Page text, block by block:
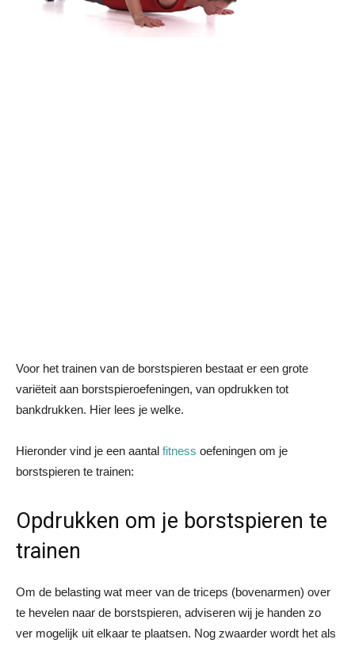
Voor het trainen van de borstspieren bestaat er een grote
variëteit aan borstspieroefeningen, van opdrukken tot
bankdrukken. Hier lees je welke.
Hieronder vind je een aantal fitness oefeningen om je
borstspieren te trainen:
Opdrukken om je borstspieren te
trainen
Om de belasting wat meer van de triceps (bovenarmen) over
te hevelen naar de borstspieren, adviseren wij je handen zo
ver mogelijk uit elkaar te plaatsen. Nog zwaarder wordt het als